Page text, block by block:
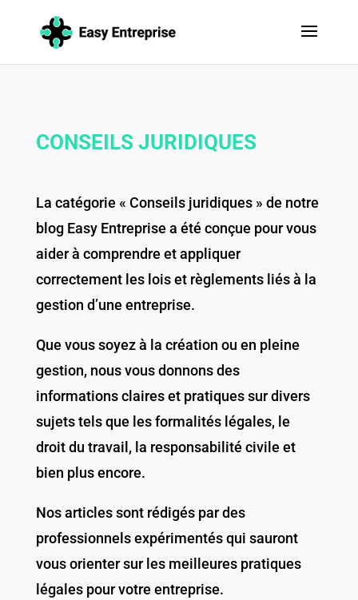
CONSEILS JURIDIQUES
La catégorie « Conseils juridiques » de notre
blog Easy Entreprise a été conçue pour vous
aider à comprendre et appliquer
correctement les lois et règlements liés à la
gestion d’une entreprise.
Que vous soyez à la création ou en pleine
gestion, nous vous donnons des
informations claires et pratiques sur divers
sujets tels que les formalités légales, le
droit du travail, la responsabilité civile et
bien plus encore.
Nos articles sont rédigés par des
professionnels expérimentés qui sauront
vous orienter sur les meilleures pratiques
légales pour votre entreprise.